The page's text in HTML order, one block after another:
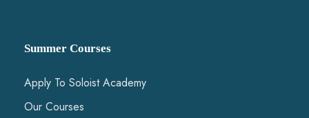
n
e
m
Summer Courses
Apply To Soloist Academy
Our Courses